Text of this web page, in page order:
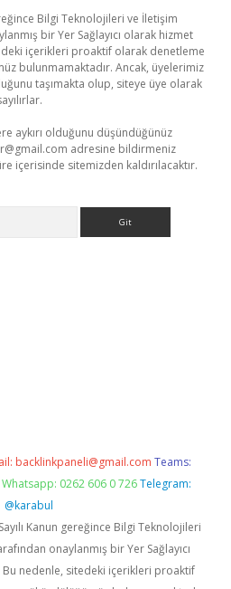
Bilgi Teknolojileri ve İletişim
bir Yer Sağlayıcı olarak hizmet
içerikleri proaktif olarak denetleme
bulunmamaktadır. Ancak, üyelerimiz
taşımakta olup, siteye üye olarak
aykırı olduğunu düşündüğünüz
adresine bildirmeniz
içerisinde sitemizden kaldırılacaktır.
backlinkpaneli@gmail.com Teams:
Whatsapp: 0262 606 0 726 Telegram:
@karabul
Kanun gereğince Bilgi Teknolojileri
onaylanmış bir Yer Sağlayıcı
nedenle, sitedeki içerikleri proaktif